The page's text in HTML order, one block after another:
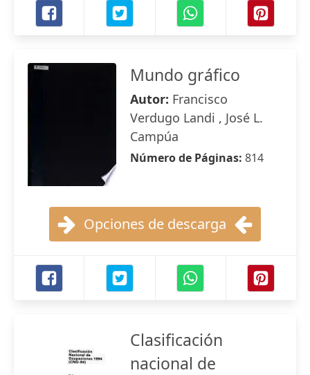
Mundo gráfico
Autor: Francisco
Verdugo Landi , José L.
Campúa
Número de Páginas: 814
Opciones de descarga
Clasificación
nacional de